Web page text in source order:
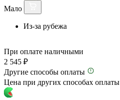
Мало
Из-за рубежа
При оплате наличными
2 545 ₽
Другие способы оплаты
Цена при других способах оплаты